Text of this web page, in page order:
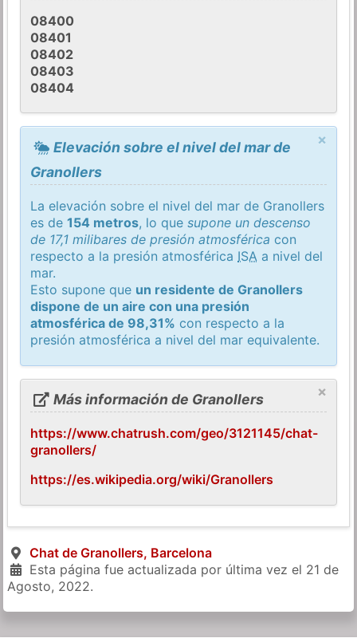
08400
08401
08402
08403
08404
×
Elevación sobre el nivel del mar de
Granollers
La elevación sobre el nivel del mar de Granollers
es de154 metros, lo quesupone un descenso
de 17,1 milibares de presión atmosférica con
respecto a la presión atmosférica ISA a nivel del
mar.
Esto supone que un residente de Granollers
dispone de un aire con una presión
atmosférica de 98,31% con respecto a la
presión atmosférica a nivel del mar equivalente.
×
Más información de Granollers
https://www.chatrush.com/geo/3121145/chat-
granollers/
https://es.wikipedia.org/wiki/Granollers
Chat de Granollers, Barcelona
Esta página fue actualizada por última vez el 21 de
Agosto, 2022.